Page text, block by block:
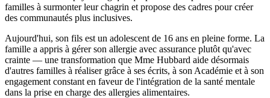
familles à surmonter leur chagrin et propose des cadres pour créer
des communautés plus inclusives.
Aujourd'hui, son fils est un adolescent de 16 ans en pleine forme. La
famille a appris à gérer son allergie avec assurance plutôt qu'avec
crainte — une transformation que Mme Hubbard aide désormais
d'autres familles à réaliser grâce à ses écrits, à son Académie et à son
engagement constant en faveur de l'intégration de la santé mentale
dans la prise en charge des allergies alimentaires.